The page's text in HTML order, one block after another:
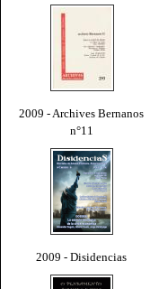
2009 - Archives Bernanos
n°11
2009 - Disidencias